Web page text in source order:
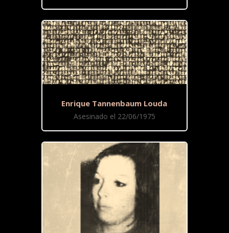
Enrique Tannenbaum Louda
Asesinado el 22/06/1975